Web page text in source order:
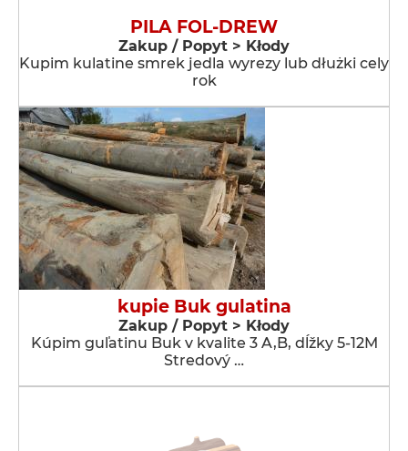
PILA FOL-DREW
Zakup / Popyt > Kłody
Kupim kulatine smrek jedla wyrezy lub dłużki cely
rok
kupie Buk gulatina
Zakup / Popyt > Kłody
Kúpim guľatinu Buk v kvalite 3 A,B, dĺžky 5-12M
Stredový …